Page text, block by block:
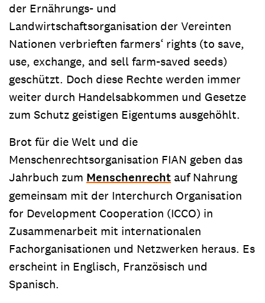
der Ernährungs- und
Landwirtschaftsorganisation der Vereinten
Nationen verbrieften farmers‘ rights (to save,
use, exchange, and sell farm-saved seeds)
geschützt. Doch diese Rechte werden immer
weiter durch Handelsabkommen und Gesetze
zum Schutz geistigen Eigentums ausgehöhlt.
Brot für die Welt und die
Menschenrechtsorganisation FIAN geben das
Jahrbuch zum Menschenrecht auf Nahrung
gemeinsam mit der Interchurch Organisation
for Development Cooperation (ICCO) in
Zusammenarbeit mit internationalen
Fachorganisationen und Netzwerken heraus. Es
erscheint in Englisch, Französisch und
Spanisch.